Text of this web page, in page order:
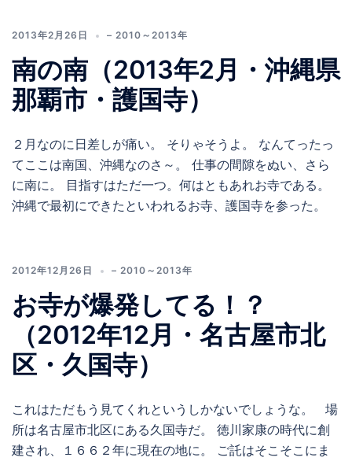
2013年2月26日 – 2010～2013年
南の南（2013年2月・沖縄県
那覇市・護国寺）
２月なのに日差しが痛い。 そりゃそうよ。 なんてったっ
てここは南国、沖縄なのさ～。 仕事の間隙をぬい、さら
に南に。 目指すはただ一つ。何はともあれお寺である。
沖縄で最初にできたといわれるお寺、護国寺を参った。
2012年12月26日 – 2010～2013年
お寺が爆発してる！？
（2012年12月・名古屋市北
区・久国寺）
これはただもう見てくれというしかないでしょうな。 場
所は名古屋市北区にある久国寺だ。 徳川家康の時代に創
建され、１６６２年に現在の地に。 ご託はそこそこにま